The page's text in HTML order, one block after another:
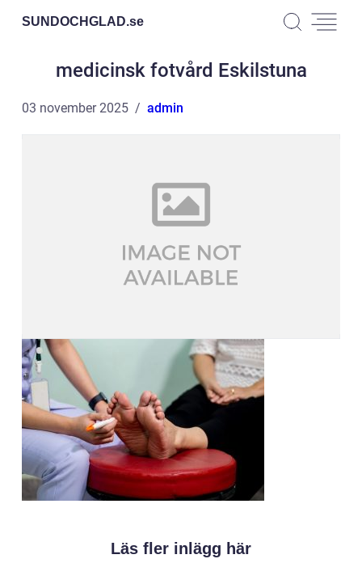
SUNDOCHGLAD.se
medicinsk fotvård Eskilstuna
03 november 2025 admin
Läs fler inlägg här